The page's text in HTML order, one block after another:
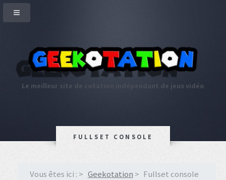
Le meilleur site de cotation indépendant de jeux vidéo
FULLSET CONSOLE
Vous êtes ici : Geekotation Fullset console